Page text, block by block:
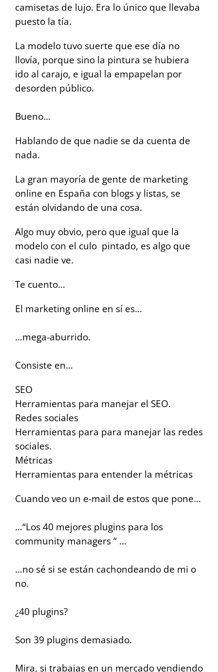
camisetas de lujo. Era lo único que llevaba
puesto la tía.
La modelo tuvo suerte que ese día no
llovía, porque sino la pintura se hubiera
ido al carajo, e igual la empapelan por
desorden público.
Bueno…
Hablando de que nadie se da cuenta de
nada.
La gran mayoría de gente de marketing
online en España con blogs y listas, se
están olvidando de una cosa.
Algo muy obvio, pero que igual que la
modelo con el culo pintado, es algo que
casi nadie ve.
Te cuento…
El marketing online en sí es…
…mega-aburrido.
Consiste en…
SEO
Herramientas para manejar el SEO.
Redes sociales
Herramientas para para manejar las redes
sociales.
Métricas
Herramientas para entender la métricas
Cuando veo un e-mail de estos que pone…
…“Los 40 mejores plugins para los
community managers “ …
…no sé si se están cachondeando de mi o
no.
¿40 plugins?
Son 39 plugins demasiado.
Mira, si trabajas en un mercado vendiendo